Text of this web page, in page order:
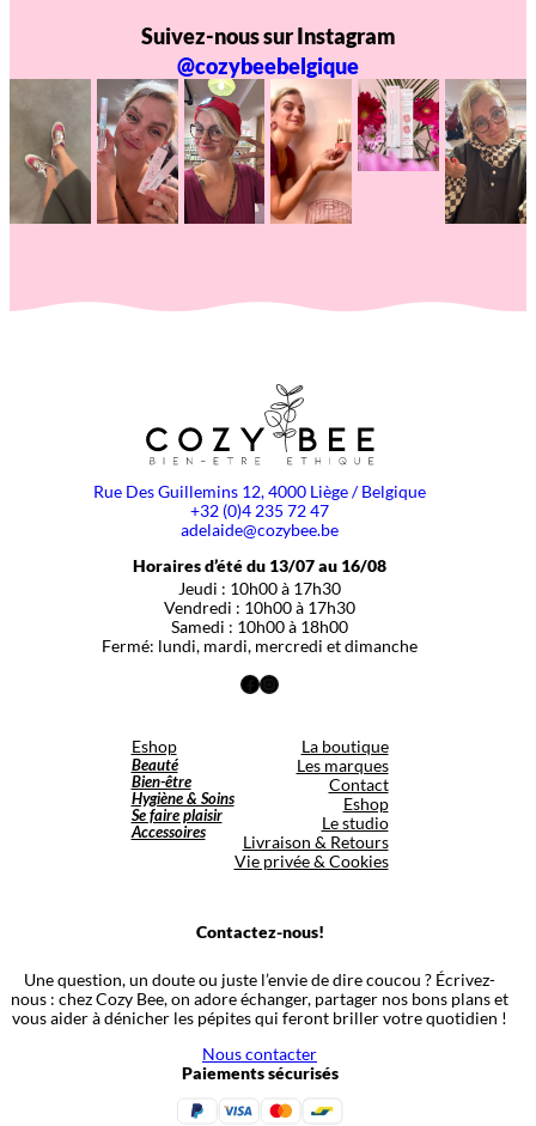
Suivez-nous sur Instagram
@cozybeebelgique
Rue Des Guillemins 12, 4000 Liège / Belgique
+32 (0)4 235 72 47
adelaide@cozybee.be
Horaires d’été du 13/07 au 16/08
Jeudi : 10h00 à 17h30
Vendredi : 10h00 à 17h30
Samedi : 10h00 à 18h00
Fermé: lundi, mardi, mercredi et dimanche
Facebook
Instagram
Eshop
Beauté
Bien-être
Hygiène & Soins
Se faire plaisir
Accessoires
La boutique
Les marques
Contact
Eshop
Le studio
Livraison & Retours
Vie privée & Cookies
Contactez-nous!
Une question, un doute ou juste l’envie de dire coucou ? Écrivez-
nous : chez Cozy Bee, on adore échanger, partager nos bons plans et
vous aider à dénicher les pépites qui feront briller votre quotidien !
Nous contacter
Paiements sécurisés